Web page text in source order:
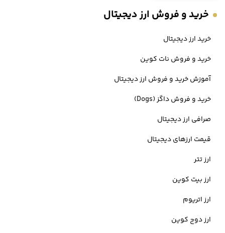
به طور کلی، ترون اهداف خود را به شش فاز تقسیم کرده است. این موارد
شامل ارائه خدمات اشتراک گذاری فایل توزیع شده ساده، هدایت تولید
محتوا از طریق پاداش های مالی ، اجازه دادن به سازندگان محتوا برای راه
اندازی توکن های شخصی خود و عدم تمرکز در صنعت بازی است.
خرید و فروش ارز دیجیتال
خرید ارز دیجیتال
خرید و فروش نات کوین
آموزش خرید و فروش ارز دیجیتال
خرید و فروش داگز (Dogs)
صرافی ارز دیجیتال
قیمت ارزهای دیجیتال
ارز تتر
ارز بیت کوین
ارز اتریوم
ارز دوج کوین